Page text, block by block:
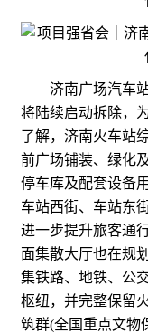
济南广场汽车站
将陆续启动拆除，
了解，济南火车站
前广场铺装、绿化
停车库及配套设备
车站西街、车站东
进一步提升旅客通
面集散大厅也在规
集铁路、地铁、公
枢纽，并完整保留
筑群(全国重点文物